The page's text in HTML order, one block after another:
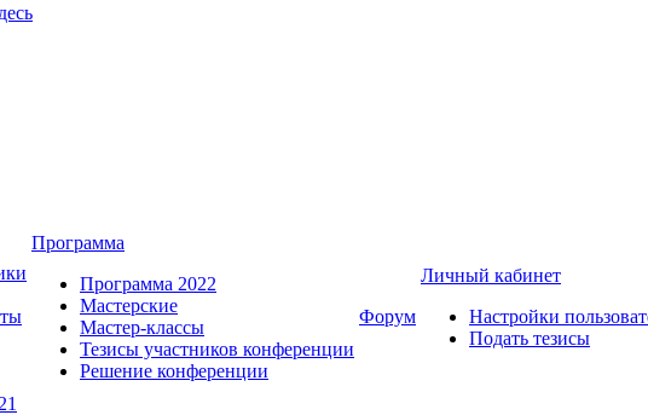
Программа
Программа 2022
Мастерские
Мастер-классы
Тезисы участников конференции
Решение конференции
Форум
Личный кабинет
Настройки
Подать тезисы